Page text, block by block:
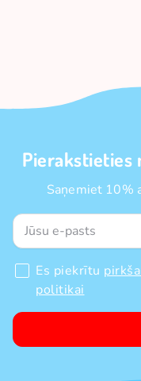
Pierakstieties
Saņemiet 10%
Es piekrītu
politikai